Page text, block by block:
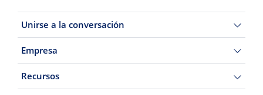
Unirse a la conversación
Empresa
Recursos